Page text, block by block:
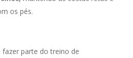
os pés.
fazer parte do treino de